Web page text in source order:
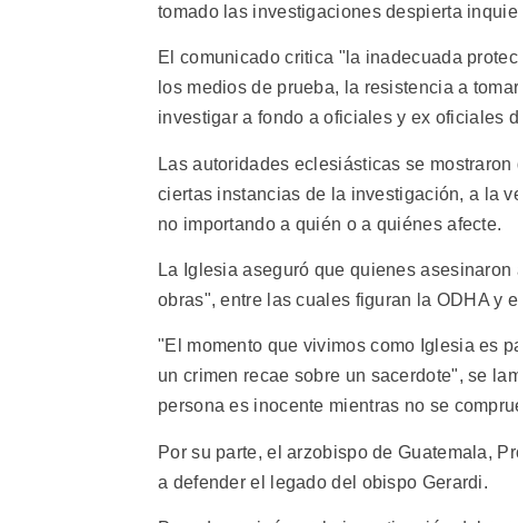
tomado las investigaciones despierta
El comunicado critica "la inadecuada
los medios de prueba, la resistencia a
investigar a fondo a oficiales y ex oficiales
Las autoridades eclesiásticas se
ciertas instancias de la investigación, a la
no importando a quién o a quiénes afecte.
La Iglesia aseguró que quienes
obras", entre las cuales figuran la ODHA y
"El momento que vivimos como Iglesia es
un crimen recae sobre un sacerdote", se
persona es inocente mientras no se
Por su parte, el arzobispo de Guatemala,
a defender el legado del obispo Gerardi.